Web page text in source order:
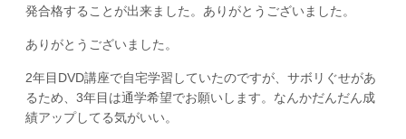
発合格することが出来ました。ありがとうございました。
ありがとうございました。
2年目DVD講座で自宅学習していたのですが、サボリぐせがあ
るため、3年目は通学希望でお願いします。なんかだんだん成
績アップしてる気がいい。